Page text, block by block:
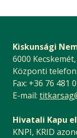
Kiskunsági
6000
Központi
Fax: +36 76 481
E-mail:
Hivatali Kapu
KNPI, KRID